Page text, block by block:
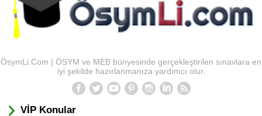
ÖsymLi.Com | ÖSYM ve MEB bünyesinde gerçekleştirilen sınavlara en
iyi şekilde hazırlanmanıza yardımcı olur.
VİP Konular